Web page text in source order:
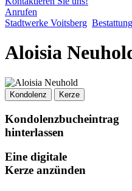
Anrufen
Stadtwerke Voitsberg Bestattung
Aloisia
Kondolenz Kerze
Kondolenzbucheintrag
hinterlassen
Eine digitale
Kerze anzünden